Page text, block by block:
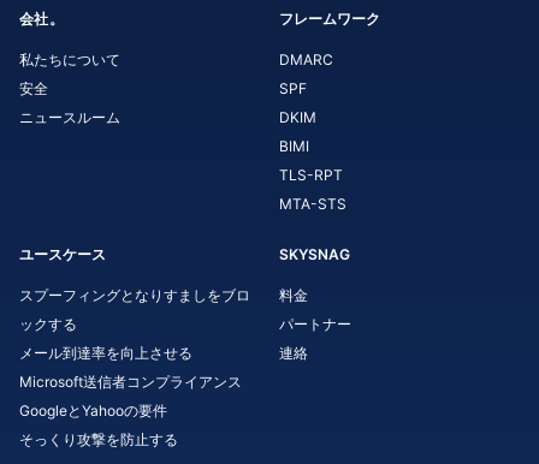
会社。
私たちについて
安全
ニュースルーム
フレームワーク
DMARC
SPF
DKIM
BIMI
TLS-RPT
MTA-STS
ユースケース
スプーフィングとなりすましをブロ
ックする
メール到達率を向上させる
Microsoft送信者コンプライアンス
GoogleとYahooの要件
そっくり攻撃を防止する
SKYSNAG
料金
パートナー
連絡